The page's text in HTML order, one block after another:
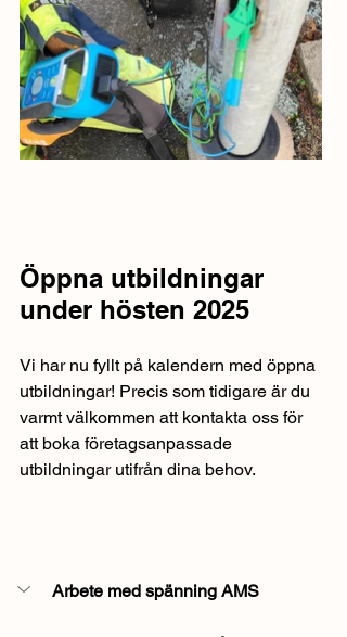
Öppna utbildningar
under hösten 2025
Vi har nu fyllt på kalendern med öppna
utbildningar! Precis som tidigare är du
varmt välkommen att kontakta oss för
att boka företagsanpassade
utbildningar utifrån dina behov.
Arbete med spänning AMS